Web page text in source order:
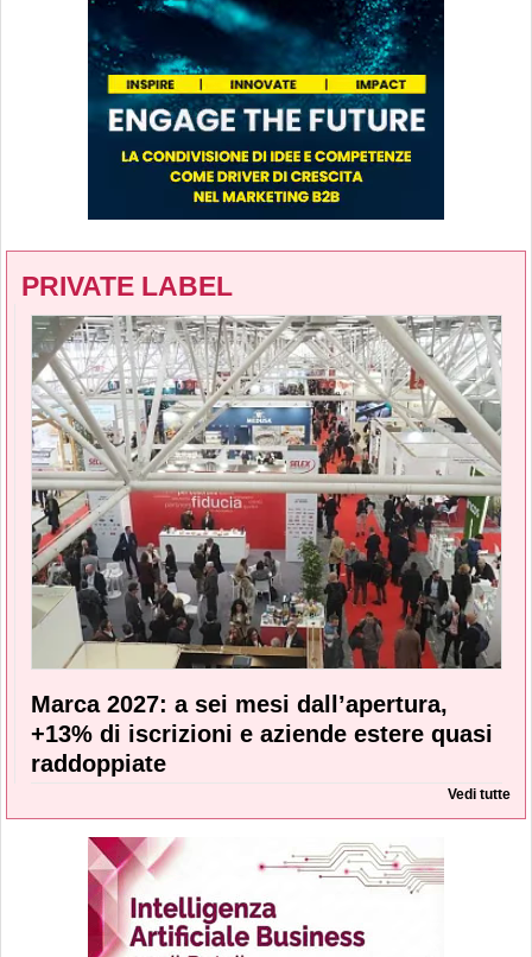
PRIVATE LABEL
Marca 2027: a sei mesi dall’apertura,
+13% di iscrizioni e aziende estere quasi
raddoppiate
Vedi tutte